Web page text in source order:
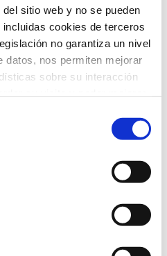
sitio web y no se pueden
cookies de terceros
no garantiza un nivel
datos, nos permiten mejorar
sobre su interacción
con nuestros partners de
o que hayan
haya hecho de sus
Su
estos análisis en
desarrollo social,
del territorio.